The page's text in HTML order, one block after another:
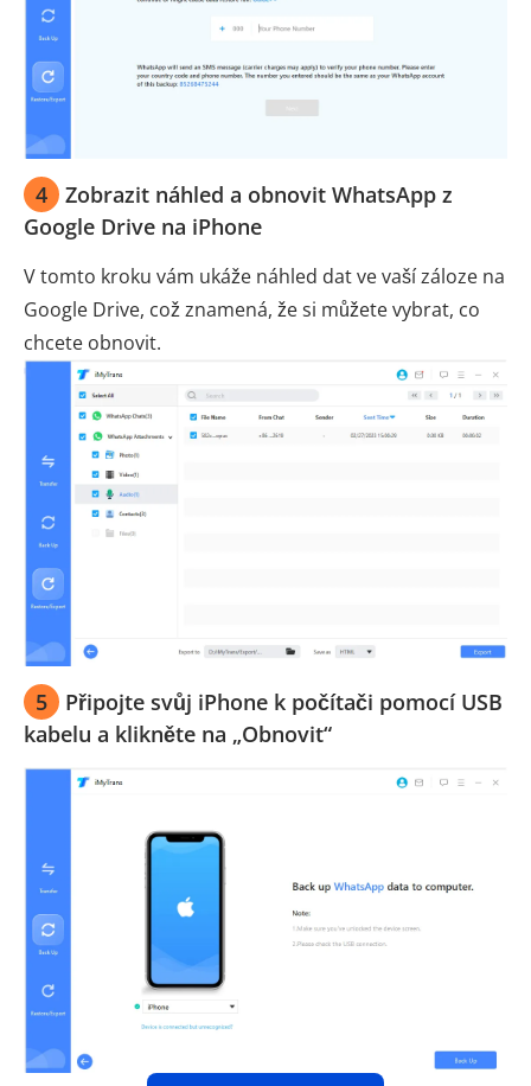
4
Zobrazit náhled a obnovit WhatsApp z
Google Drive na iPhone
V tomto kroku vám ukáže náhled dat ve vaší záloze na
Google Drive, což znamená, že si můžete vybrat, co
chcete obnovit.
5
Připojte svůj iPhone k počítači pomocí USB
kabelu a klikněte na „Obnovit“